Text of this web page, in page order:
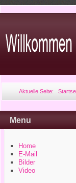
Aktuelle Seite:
Menu
Home
E-Mail
Bilder
Video